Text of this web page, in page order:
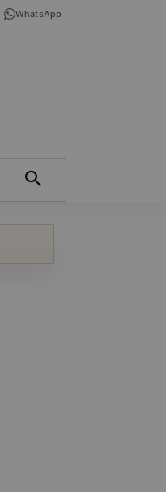
WhatsApp